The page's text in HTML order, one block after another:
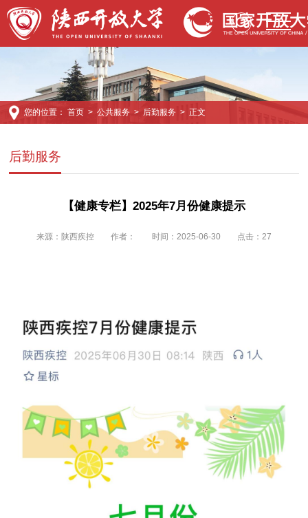
您的位置： 首页> 公共服务> 后勤服务 > 正文
后勤服务
【健康专栏】2025年7月份健康提示
来源： 陕西疾控 作者： 时间：2025-06-30 点击： 27